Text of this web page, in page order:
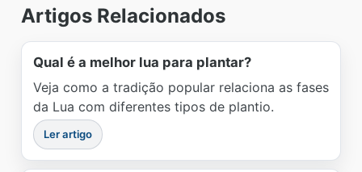
Artigos Relacionados
Qual é a melhor lua para plantar?
Veja como a tradição popular relaciona as fases
da Lua com diferentes tipos de plantio.
Ler artigo